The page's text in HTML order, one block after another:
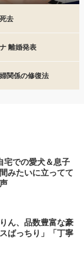
去
離婚発表
関係の修復法
宅での愛犬＆息子
みたいに立ってて
ん、品数豊富な豪
ばっちり」「丁寧